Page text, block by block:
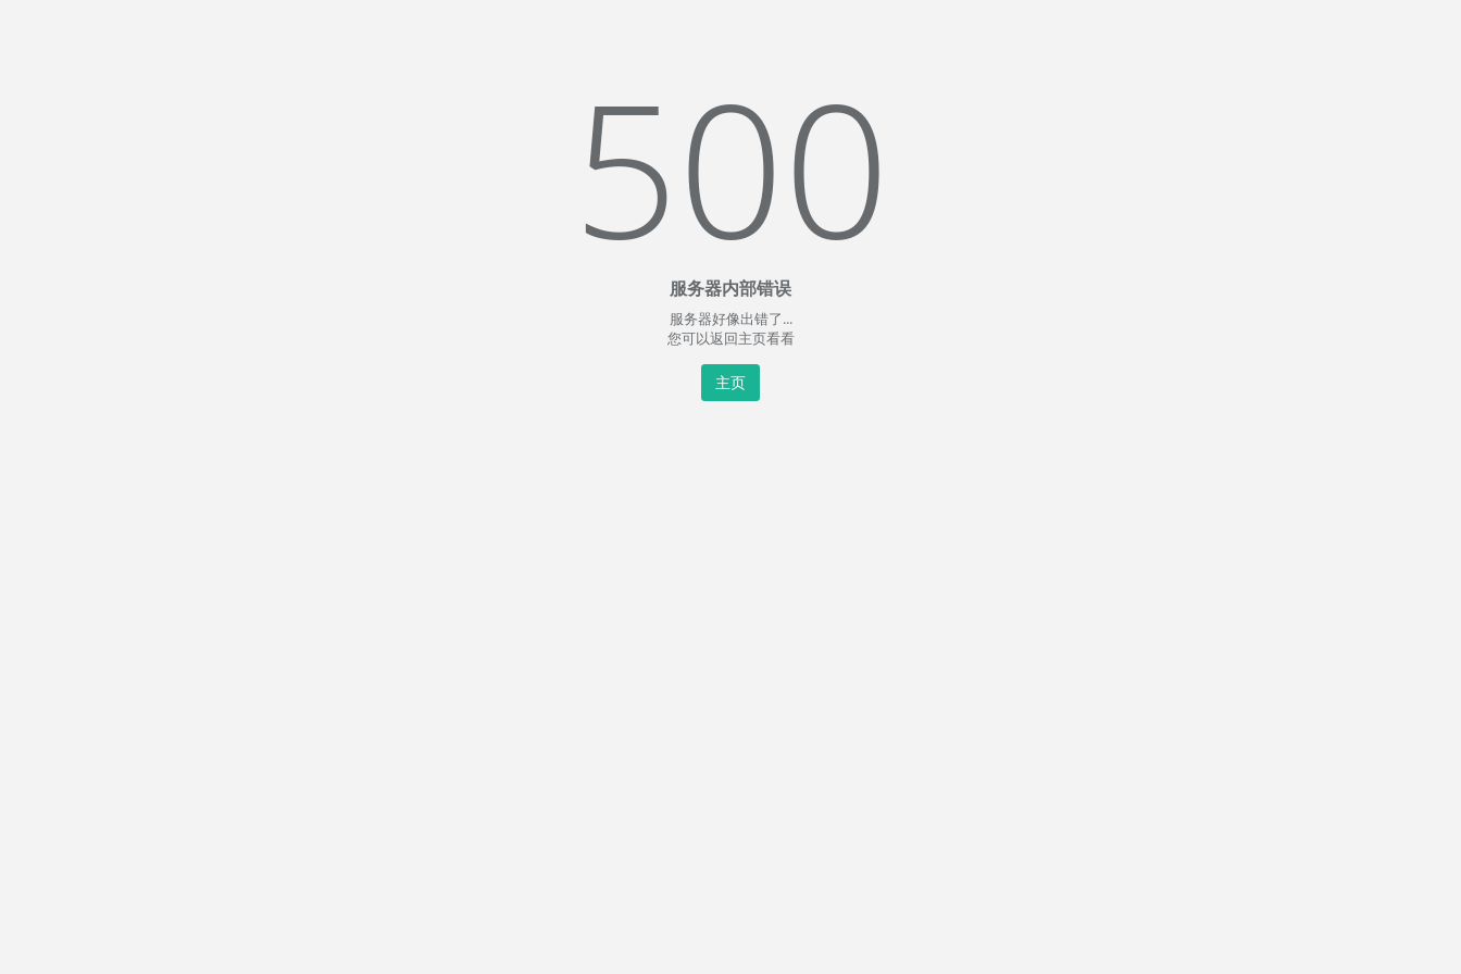
500
服务器内部错误
服务器好像出错了...
您可以返回主页看看
主页